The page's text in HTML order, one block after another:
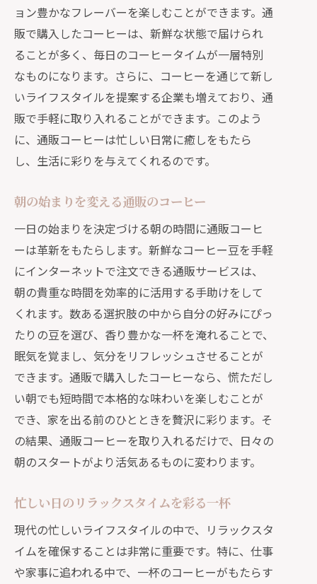
通販を活用して理想のコーヒーライフを手
に入れる方法
自分好みのコーヒーを見つける通販活
用術
通販で始めるカスタマイズコーヒーラ
イフ
理想の一杯を探す通販での楽しみ方
験
通販を駆使したコーヒー生活の充実法
日常を豊かにする通販コーヒーライフ
の始め方
家族と共に楽しむ通販コーヒーの心地よい
ひととき
家族と分かち合う通販コーヒーの楽し
み方
家族の時間を豊かにするコーヒー選び
通販コーヒーで家族の団らんを演出
心温まる家族のひとときをコーヒーで
通販で叶える家族のための特別なコー
家族と共に楽しむ香り豊かなコーヒー
のひととき
通販が生む心のゆとりとコーヒーのある日
常
ョン豊かなフレーバーを楽しむことができます。通
販で購入したコーヒーは、新鮮な状態で届けられ
ることが多く、毎日のコーヒータイムが一層特別
なものになります。さらに、コーヒーを通じて新し
いライフスタイルを提案する企業も増えており、通
販で手軽に取り入れることができます。このよう
に、通販コーヒーは忙しい日常に癒しをもたら
し、生活に彩りを与えてくれるのです。
朝の始まりを変える通販のコーヒー
一日の始まりを決定づける朝の時間に通販コーヒ
ーは革新をもたらします。新鮮なコーヒー豆を手軽
にインターネットで注文できる通販サービスは、
朝の貴重な時間を効率的に活用する手助けをして
くれます。数ある選択肢の中から自分の好みにぴっ
たりの豆を選び、香り豊かな一杯を淹れることで、
眠気を覚まし、気分をリフレッシュさせることが
できます。通販で購入したコーヒーなら、慌ただし
い朝でも短時間で本格的な味わいを楽しむことが
でき、家を出る前のひとときを贅沢に彩ります。そ
の結果、通販コーヒーを取り入れるだけで、日々の
朝のスタートがより活気あるものに変わります。
忙しい日のリラックスタイムを彩る一杯
現代の忙しいライフスタイルの中で、リラックスタ
イムを確保することは非常に重要です。特に、仕事
や家事に追われる中で、一杯のコーヒーがもたらす